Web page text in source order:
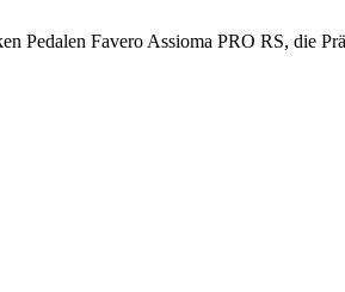
Pedalen Favero Assioma PRO RS, die